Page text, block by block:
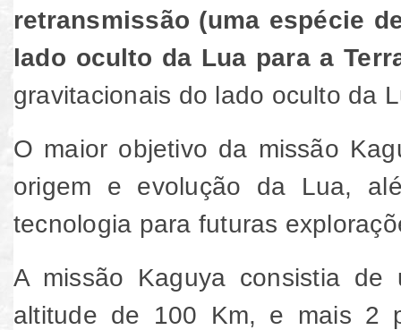
retransmissão (uma espécie
lado oculto da Lua para a
gravitacionais do lado oculto da
O maior objetivo da missão
origem e evolução da Lua,
tecnologia para futuras
A missão Kaguya consistia
altitude de 100 Km, e mais 2